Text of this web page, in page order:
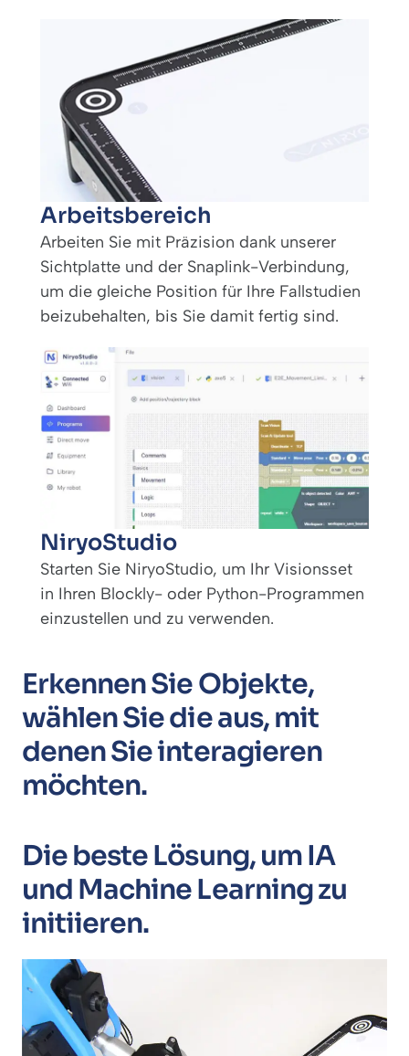
Arbeitsbereich
Arbeiten Sie mit Präzision dank unserer
Sichtplatte und der Snaplink-Verbindung,
um die gleiche Position für Ihre Fallstudien
beizubehalten, bis Sie damit fertig sind.
NiryoStudio
Starten Sie NiryoStudio, um Ihr Visionsset
in Ihren Blockly- oder Python-Programmen
einzustellen und zu verwenden.
Erkennen Sie Objekte,
wählen Sie die aus, mit
denen Sie interagieren
möchten.
Die beste Lösung, um IA
und Machine Learning zu
initiieren.